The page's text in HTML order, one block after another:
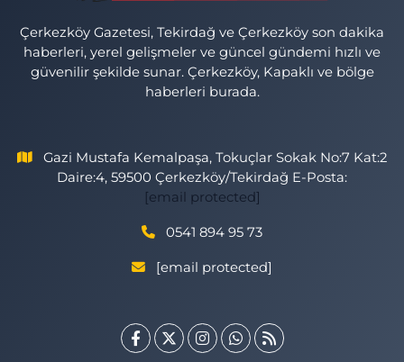
Çerkezköy Gazetesi, Tekirdağ ve Çerkezköy son dakika
haberleri, yerel gelişmeler ve güncel gündemi hızlı ve
güvenilir şekilde sunar. Çerkezköy, Kapaklı ve bölge
haberleri burada.
Gazi Mustafa Kemalpaşa, Tokuçlar Sokak No:7 Kat:2
Daire:4, 59500 Çerkezköy/Tekirdağ E-Posta:
[email protected]
0541 894 95 73
[email protected]